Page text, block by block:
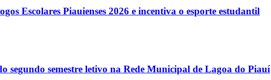
Escolares Piauienses 2026 e incentiva o esporte estudantil
segundo semestre letivo na Rede Municipal de Lagoa do Piauí